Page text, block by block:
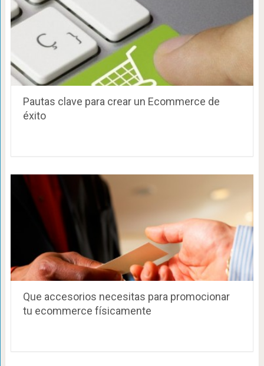
Pautas clave para crear un Ecommerce de
éxito
Que accesorios necesitas para promocionar
tu ecommerce físicamente